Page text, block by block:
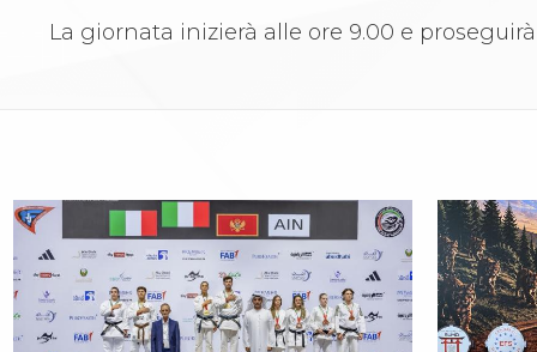
Lotta
La disciplina
News
Gare e Risultati
Attività Didattica
Albi Federali
La giornata inizierà alle ore 9.00 e